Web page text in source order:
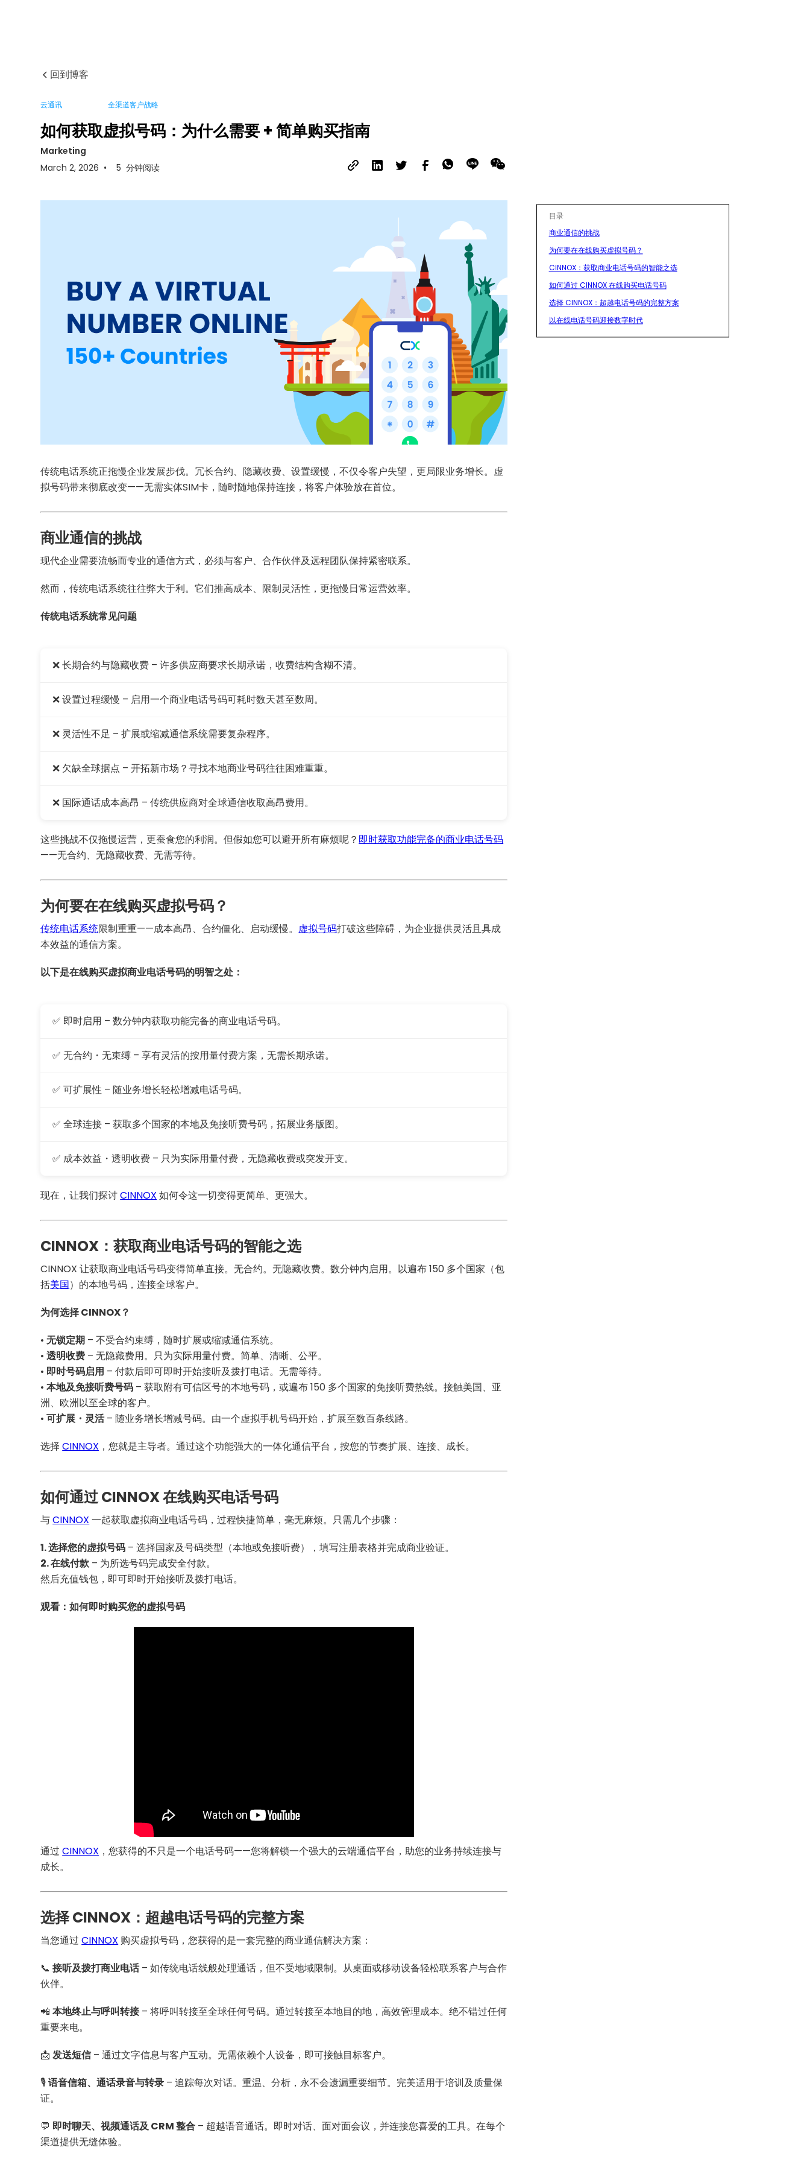
回到博客
云通讯 全渠道客户战略
如何获取虚拟号码：为什么需要 + 简单购买指南
Marketing
March 2, 2026 • 5 分钟阅读
传统电话系统正拖慢企业发展步伐。冗长合约、隐藏收费、设置缓慢，不仅令客户失望，更局限业务增长。虚
拟号码带来彻底改变——无需实体SIM卡，随时随地保持连接，将客户体验放在首位。
商业通信的挑战
现代企业需要流畅而专业的通信方式，必须与客户、合作伙伴及远程团队保持紧密联系。
然而，传统电话系统往往弊大于利。它们推高成本、限制灵活性，更拖慢日常运营效率。
传统电话系统常见问题
❌ 长期合约与隐藏收费 – 许多供应商要求长期承诺，收费结构含糊不清。
❌ 设置过程缓慢 – 启用一个商业电话号码可耗时数天甚至数周。
❌ 灵活性不足 – 扩展或缩减通信系统需要复杂程序。
❌ 欠缺全球据点 – 开拓新市场？寻找本地商业号码往往困难重重。
❌ 国际通话成本高昂 – 传统供应商对全球通信收取高昂费用。
这些挑战不仅拖慢运营，更蚕食您的利润。但假如您可以避开所有麻烦呢？ 即时获取功能完备的商业电话号码
——无合约、无隐藏收费、无需等待。
为何要在在线购买虚拟号码？
传统电话系统限制重重——成本高昂、合约僵化、启动缓慢。虚拟号码打破这些障碍，为企业提供灵活且具成
本效益的通信方案。
以下是在线购买虚拟商业电话号码的明智之处：
✅ 即时启用 – 数分钟内获取功能完备的商业电话号码。
✅ 无合约・无束缚 – 享有灵活的按用量付费方案，无需长期承诺。
✅ 可扩展性 – 随业务增长轻松增减电话号码。
✅ 全球连接 – 获取多个国家的本地及免接听费号码，拓展业务版图。
✅ 成本效益・透明收费 – 只为实际用量付费，无隐藏收费或突发开支。
现在，让我们探讨CINNOX 如何令这一切变得更简单、更强大。
CINNOX：获取商业电话号码的智能之选
CINNOX 让获取商业电话号码变得简单直接。无合约。无隐藏收费。数分钟内启用。以遍布 150 多个国家（包
括美国）的本地号码，连接全球客户。
为何选择 CINNOX？
•无锁定期 – 不受合约束缚，随时扩展或缩减通信系统。
•透明收费 – 无隐藏费用。只为实际用量付费。简单、清晰、公平。
• 即时号码启用 – 付款后即可即时开始接听及拨打电话。无需等待。
•本地及免接听费号码 – 获取附有可信区号的本地号码，或遍布 150 多个国家的免接听费热线。接触美国、亚
洲、欧洲以至全球的客户。
•可扩展・灵活– 随业务增长增减号码。由一个虚拟手机号码开始，扩展至数百条线路。
选择CINNOX ，您就是主导者。通过这个功能强大的一体化通信平台，按您的节奏扩展、连接、成长。
如何通过 CINNOX 在线购买电话号码
与CINNOX 一起获取虚拟商业电话号码，过程快捷简单，毫无麻烦。只需几个步骤：
1. 选择您的虚拟号码 – 选择国家及号码类型（本地或免接听费），填写注册表格并完成商业验证。
2. 在线付款– 为所选号码完成安全付款。
然后充值钱包，即可即时开始接听及拨打电话。
观看：如何即时购买您的虚拟号码
通过CINNOX ，您获得的不只是一个电话号码——您将解锁一个强大的云端通信平台，助您的业务持续连接与
成长。
选择 CINNOX：超越电话号码的完整方案
当您通过CINNOX 购买虚拟号码，您获得的是一套完整的商业通信解决方案：
📞接听及拨打商业电话– 如传统电话线般处理通话，但不受地域限制。从桌面或移动设备轻松联系客户与合作
伙伴。
📲本地终止与呼叫转接– 将呼叫转接至全球任何号码。通过转接至本地目的地，高效管理成本。绝不错过任何
重要来电。
📩发送短信– 通过文字信息与客户互动。无需依赖个人设备，即可接触目标客户。
🎙️语音信箱、通话录音与转录 – 追踪每次对话。重温、分析，永不会遗漏重要细节。完美适用于培训及质量保
证。
💬 即时聊天、视频通话及 CRM 整合 – 超越语音通话。即时对话、面对面会议，并连接您喜爱的工具。在每个
渠道提供无缝体验。
目录
商业通信的挑战
为何要在在线购买虚拟号码？
CINNOX：获取商业电话号码的智能之选
如何通过 CINNOX 在线购买电话号码
选择 CINNOX：超越电话号码的完整方案
以在线电话号码迎接数字时代